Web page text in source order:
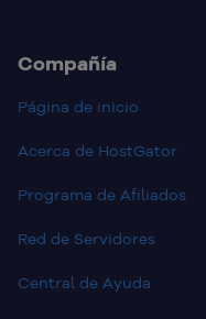
Compañía
Página de inicio
Acerca de HostGator
Programa de Afiliados
Red de Servidores
Central de Ayuda